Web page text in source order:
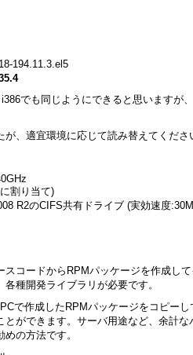
194.11.3.el5
でも同じようにできると思いますが
が、適宜環境に応じて読み替えてくださ
割り当て)
R2のCIFS共有ドライブ (実効速度
スコードからRPMパッケージを作成し
種開発ライブラリが必要です。
で作成したRPMパッケージをコピー
とができます。サーバ用途など、余計
の方法です。